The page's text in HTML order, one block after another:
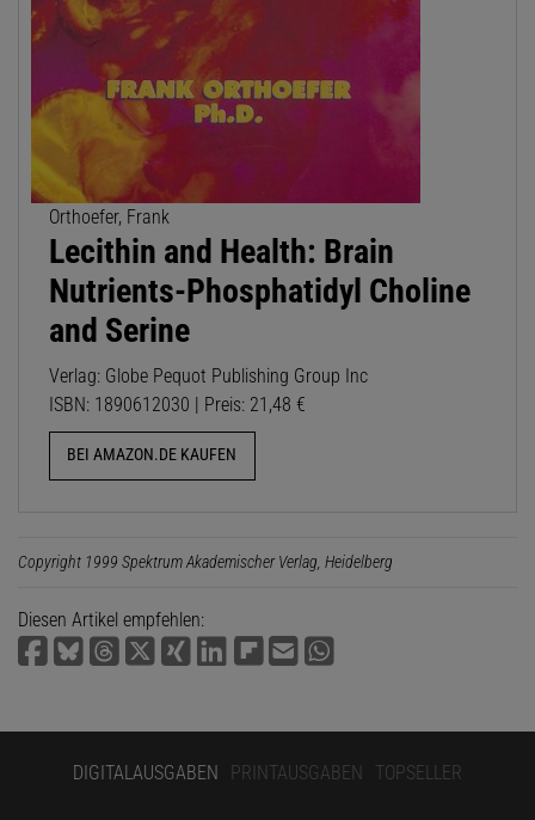
Orthoefer, Frank
Lecithin and Health: Brain
Nutrients-Phosphatidyl Choline
and Serine
Verlag: Globe Pequot Publishing Group Inc
ISBN: 1890612030 | Preis: 21,48 €
BEI AMAZON.DE KAUFEN
Copyright 1999 Spektrum Akademischer Verlag, Heidelberg
Diesen Artikel empfehlen:
DIGITALAUSGABEN PRINTAUSGABEN TOPSELLER